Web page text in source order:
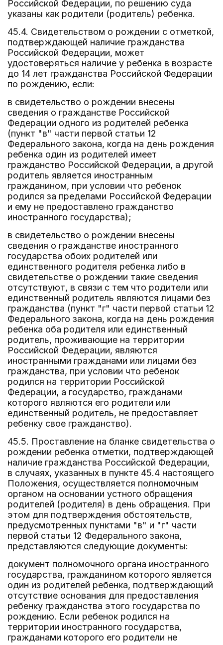
Российской Федерации, по решению суда
указаны как родители (родитель) ребенка.
45.4. Свидетельством о рождении с отметкой,
подтверждающей наличие гражданства
Российской Федерации, может
удостоверяться наличие у ребенка в возрасте
до 14 лет гражданства Российской Федерации
по рождению, если:
в свидетельство о рождении внесены
сведения о гражданстве Российской
Федерации одного из родителей ребенка
(пункт "в" части первой статьи 12
Федерального закона, когда на день рождения
ребенка один из родителей имеет
гражданство Российской Федерации, а другой
родитель является иностранным
гражданином, при условии что ребенок
родился за пределами Российской Федерации
и ему не предоставлено гражданство
иностранного государства);
в свидетельство о рождении внесены
сведения о гражданстве иностранного
государства обоих родителей или
единственного родителя ребенка либо в
свидетельстве о рождении такие сведения
отсутствуют, в связи с тем что родители или
единственный родитель являются лицами без
гражданства (пункт "г" части первой статьи 12
Федерального закона, когда на день рождения
ребенка оба родителя или единственный
родитель, проживающие на территории
Российской Федерации, являются
иностранными гражданами или лицами без
гражданства, при условии что ребенок
родился на территории Российской
Федерации, а государство, гражданами
которого являются его родители или
единственный родитель, не предоставляет
ребенку свое гражданство).
45.5. Проставление на бланке свидетельства о
рождении ребенка отметки, подтверждающей
наличие гражданства Российской Федерации,
в случаях, указанных в пункте 45.4 настоящего
Положения, осуществляется полномочным
органом на основании устного обращения
родителей (родителя) в день обращения. При
этом для подтверждения обстоятельств,
предусмотренных пунктами "в" и "г" части
первой статьи 12 Федерального закона,
представляются следующие документы:
документ полномочного органа иностранного
государства, гражданином которого является
один из родителей ребенка, подтверждающий
отсутствие основания для предоставления
ребенку гражданства этого государства по
рождению. Если ребенок родился на
территории иностранного государства,
гражданами которого его родители не